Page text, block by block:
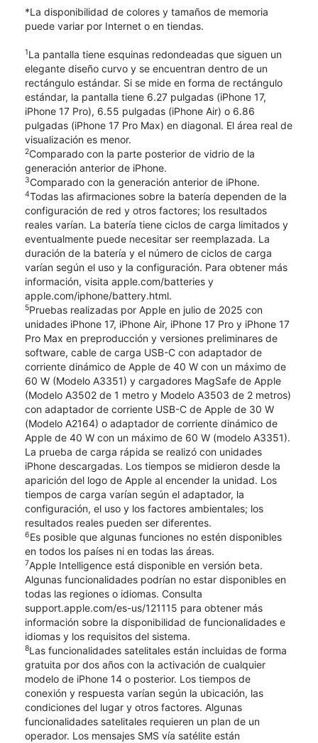
*La disponibilidad de colores y tamaños de memoria
puede variar por Internet o en tiendas.
1La pantalla tiene esquinas redondeadas que siguen un
elegante diseño curvo y se encuentran dentro de un
rectángulo estándar. Si se mide en forma de rectángulo
estándar, la pantalla tiene 6.27 pulgadas (iPhone 17,
iPhone 17 Pro), 6.55 pulgadas (iPhone Air) o 6.86
pulgadas (iPhone 17 Pro Max) en diagonal. El área real de
visualización es menor.
2Comparado con la parte posterior de vidrio de la
generación anterior de iPhone.
3Comparado con la generación anterior de iPhone.
4Todas las afirmaciones sobre la batería dependen de la
configuración de red y otros factores; los resultados
reales varían. La batería tiene ciclos de carga limitados y
eventualmente puede necesitar ser reemplazada. La
duración de la batería y el número de ciclos de carga
varían según el uso y la configuración. Para obtener más
información, visita apple.com/batteries y
apple.com/iphone/battery.html.
5Pruebas realizadas por Apple en julio de 2025 con
unidades iPhone 17, iPhone Air, iPhone 17 Pro y iPhone 17
Pro Max en preproducción y versiones preliminares de
software, cable de carga USB-C con adaptador de
corriente dinámico de Apple de 40 W con un máximo de
60 W (Modelo A3351) y cargadores MagSafe de Apple
(Modelo A3502 de 1 metro y Modelo A3503 de 2 metros)
con adaptador de corriente USB-C de Apple de 30 W
(Modelo A2164) o adaptador de corriente dinámico de
Apple de 40 W con un máximo de 60 W (modelo A3351).
La prueba de carga rápida se realizó con unidades
iPhone descargadas. Los tiempos se midieron desde la
aparición del logo de Apple al encender la unidad. Los
tiempos de carga varían según el adaptador, la
configuración, el uso y los factores ambientales; los
resultados reales pueden ser diferentes.
6Es posible que algunas funciones no estén disponibles
en todos los países ni en todas las áreas.
7Apple Intelligence está disponible en versión beta.
Algunas funcionalidades podrían no estar disponibles en
todas las regiones o idiomas. Consulta
support.apple.com/es-us/121115 para obtener más
información sobre la disponibilidad de funcionalidades e
idiomas y los requisitos del sistema.
8Las funcionalidades satelitales están incluidas de forma
gratuita por dos años con la activación de cualquier
modelo de iPhone 14 o posterior. Los tiempos de
conexión y respuesta varían según la ubicación, las
condiciones del lugar y otros factores. Algunas
funcionalidades satelitales requieren un plan de un
operador. Los mensajes SMS vía satélite están